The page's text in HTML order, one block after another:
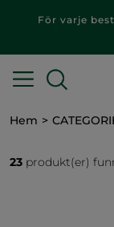
För varje
Hem
23 produkt(er)